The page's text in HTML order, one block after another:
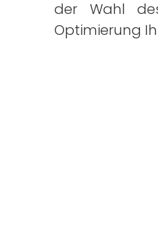
der Wahl
Optimierung